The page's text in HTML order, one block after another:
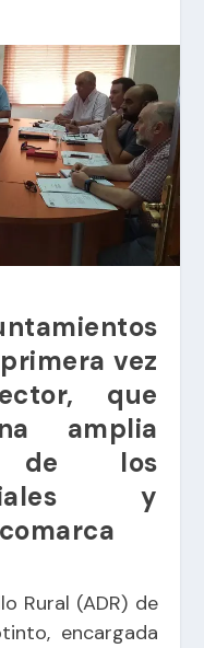
vez
que
amplia
de los
y
Rural (ADR) de
encargada